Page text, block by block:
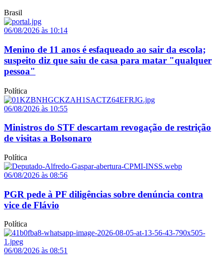
Brasil
06/08/2026 às 10:14
Menino de 11 anos é esfaqueado ao sair da escola;
suspeito diz que saiu de casa para matar "qualquer
pessoa"
Política
06/08/2026 às 10:55
Ministros do STF descartam revogação de restrição
de visitas a Bolsonaro
Política
06/08/2026 às 08:56
PGR pede à PF diligências sobre denúncia contra
vice de Flávio
Política
06/08/2026 às 08:51